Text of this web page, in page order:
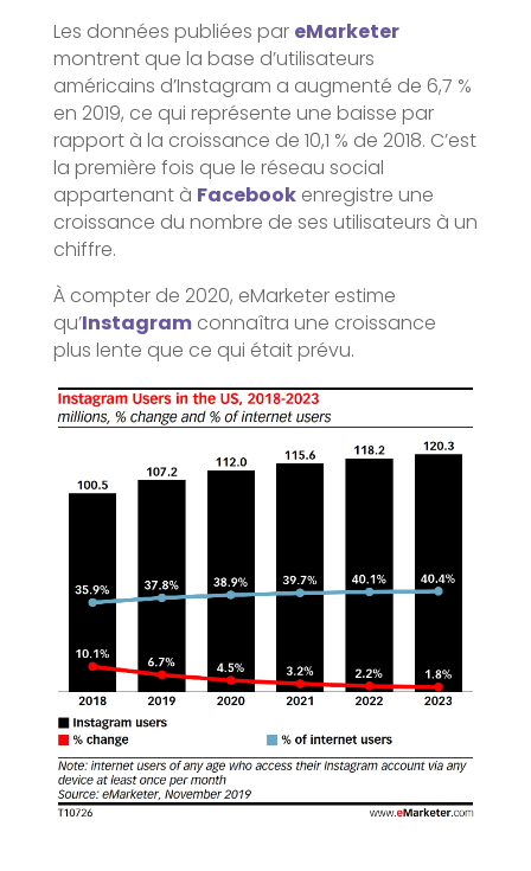
Les données publiées par eMarketer
montrent que la base d’utilisateurs
américains d’Instagram a augmenté de 6,7 %
en 2019, ce qui représente une baisse par
rapport à la croissance de 10,1 % de 2018. C’est
la première fois que le réseau social
appartenant à Facebookenregistre une
croissance du nombre de ses utilisateurs à un
chiffre.
À compter de 2020, eMarketer estime
qu’Instagramconnaîtra une croissance
plus lente que ce qui était prévu.